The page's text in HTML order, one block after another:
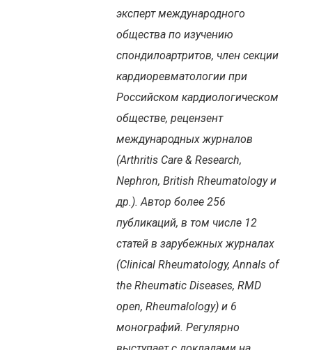
эксперт международного
общества по изучению
спондилоартритов, член секции
кардиоревматологии при
Российском кардиологическом
обществе, рецензент
международных журналов
(Arthritis Care & Research,
Nephron, British Rheumatology и
др.). Автор более 256
публикаций, в том числе 12
статей в зарубежных журналах
(Clinical Rheumatology, Annals of
the Rheumatic Diseases, RMD
open, Rheumalology) и 6
монографий. Регулярно